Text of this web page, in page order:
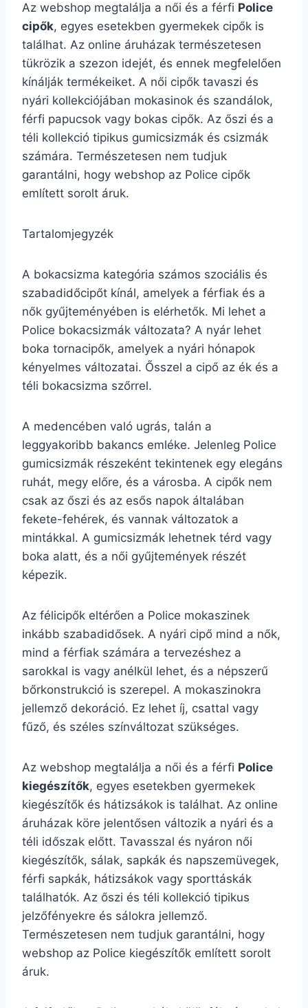
Az webshop megtalálja a női és a férfi Police
cipők, egyes esetekben gyermekek cipők is
találhat. Az online áruházak természetesen
tükrözik a szezon idejét, és ennek megfelelően
kínálják termékeiket. A női cipők tavaszi és
nyári kollekciójában mokasinok és szandálok,
férfi papucsok vagy bokas cipők. Az őszi és a
téli kollekció tipikus gumicsizmák és csizmák
számára. Természetesen nem tudjuk
garantálni, hogy webshop az Police cipők
említett sorolt áruk.
Tartalomjegyzék
A bokacsizma kategória számos szociális és
szabadidőcipőt kínál, amelyek a férfiak és a
nők gyűjteményében is elérhetők. Mi lehet a
Police bokacsizmák változata? A nyár lehet
boka tornacipők, amelyek a nyári hónapok
kényelmes változatai. Ősszel a cipő az ék és a
téli bokacsizma szőrrel.
A medencében való ugrás, talán a
leggyakoribb bakancs emléke. Jelenleg Police
gumicsizmák részeként tekintenek egy elegáns
ruhát, megy előre, és a városba. A cipők nem
csak az őszi és az esős napok általában
fekete-fehérek, és vannak változatok a
mintákkal. A gumicsizmák lehetnek térd vagy
boka alatt, és a női gyűjtemények részét
képezik.
Az félicipők eltérően a Police mokaszinek
inkább szabadidősek. A nyári cipő mind a nők,
mind a férfiak számára a tervezéshez a
sarokkal is vagy anélkül lehet, és a népszerű
bőrkonstrukció is szerepel. A mokaszinokra
jellemző dekoráció. Ez lehet íj, csattal vagy
fűző, és széles színváltozat szükséges.
Az webshop megtalálja a női és a férfi Police
kiegészítők, egyes esetekben gyermekek
kiegészítők és hátizsákok is találhat. Az online
áruházak köre jelentősen változik a nyári és a
téli időszak előtt. Tavasszal és nyáron női
kiegészítők, sálak, sapkák és napszemüvegek,
férfi sapkák, hátizsákok vagy sporttáskák
találhatók. Az őszi és téli kollekció tipikus
jelzőfényekre és sálokra jellemző.
Természetesen nem tudjuk garantálni, hogy
webshop az Police kiegészítők említett sorolt
áruk.